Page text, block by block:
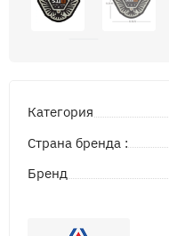
Категория
Страна бренда :
Бренд